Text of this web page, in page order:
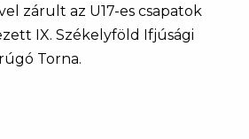
zárult az U17-es csapatok
IX. Székelyföld Ifjúsági
Torna.